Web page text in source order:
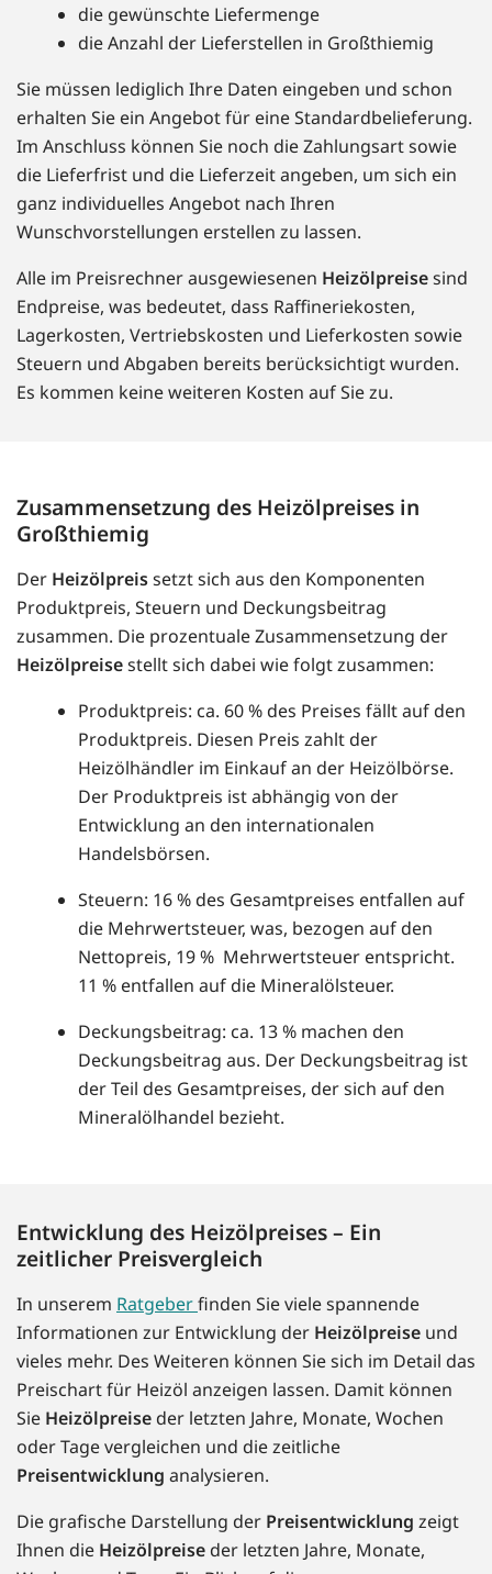
die gewünschte Liefermenge
die Anzahl der Lieferstellen in Großthiemig
Sie müssen lediglich Ihre Daten eingeben und schon
erhalten Sie ein Angebot für eine Standardbelieferung.
Im Anschluss können Sie noch die Zahlungsart sowie
die Lieferfrist und die Lieferzeit angeben, um sich ein
ganz individuelles Angebot nach Ihren
Wunschvorstellungen erstellen zu lassen.
Alle im Preisrechner ausgewiesenen Heizölpreisesind
Endpreise, was bedeutet, dass Raffineriekosten,
Lagerkosten, Vertriebskosten und Lieferkosten sowie
Steuern und Abgaben bereits berücksichtigt wurden.
Es kommen keine weiteren Kosten auf Sie zu.
Zusammensetzung des Heizölpreises in
Großthiemig
Der Heizölpreissetzt sich aus den Komponenten
Produktpreis, Steuern und Deckungsbeitrag
zusammen. Die prozentuale Zusammensetzung der
Heizölpreisestellt sich dabei wie folgt zusammen:
Produktpreis: ca. 60 % des Preises fällt auf den
Produktpreis. Diesen Preis zahlt der
Heizölhändler im Einkauf an der Heizölbörse.
Der Produktpreis ist abhängig von der
Entwicklung an den internationalen
Handelsbörsen.
Steuern: 16 % des Gesamtpreises entfallen auf
die Mehrwertsteuer, was, bezogen auf den
Nettopreis, 19 % Mehrwertsteuer entspricht.
11 % entfallen auf die Mineralölsteuer.
Deckungsbeitrag: ca. 13 % machen den
Deckungsbeitrag aus. Der Deckungsbeitrag ist
der Teil des Gesamtpreises, der sich auf den
Mineralölhandel bezieht.
Entwicklung des Heizölpreises – Ein
zeitlicher Preisvergleich
In unserem Ratgeberfinden Sie viele spannende
Informationen zur Entwicklung der Heizölpreise und
vieles mehr. Des Weiteren können Sie sich im Detail das
Preischart für Heizöl anzeigen lassen. Damit können
Sie Heizölpreise der letzten Jahre, Monate, Wochen
oder Tage vergleichen und die zeitliche
Preisentwicklung analysieren.
Die grafische Darstellung der Preisentwicklung zeigt
Ihnen die Heizölpreise der letzten Jahre, Monate,